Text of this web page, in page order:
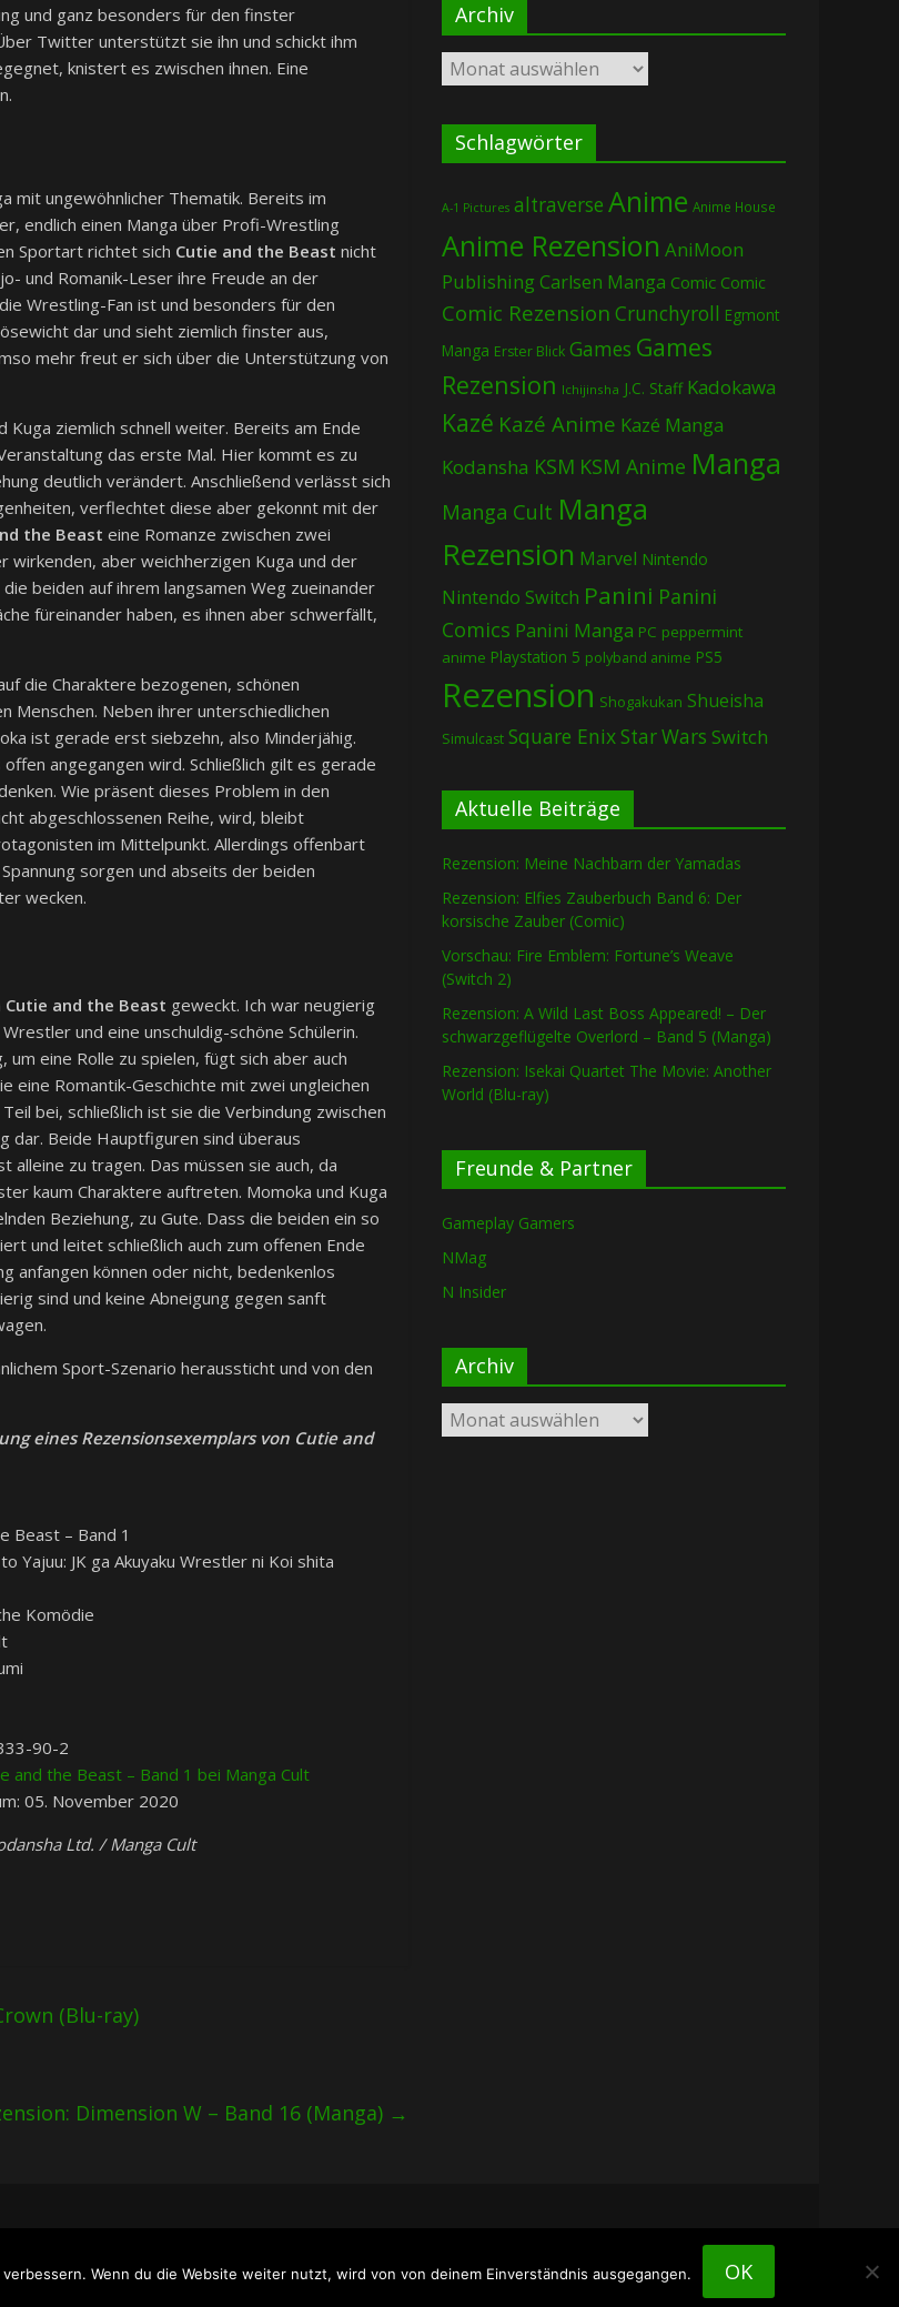
und ganz besonders für den finster
Twitter unterstützt sie ihn und schickt ihm
knistert es zwischen ihnen. Eine
mit ungewöhnlicher Thematik. Bereits im
endlich einen Manga über Profi-Wrestling
Sportart richtet sich Cutie and the Beast nicht
und Romanik-Leser ihre Freude an der
Wrestling-Fan ist und besonders für den
dar und sieht ziemlich finster aus,
mehr freut er sich über die Unterstützung von
Kuga ziemlich schnell weiter. Bereits am Ende
das erste Mal. Hier kommt es zu
deutlich verändert. Anschließend verlässt sich
verflechtet diese aber gekonnt mit der
the Beast eine Romanze zwischen zwei
wirkenden, aber weichherzigen Kuga und der
beiden auf ihrem langsamen Weg zueinander
füreinander haben, es ihnen aber schwerfällt,
die Charaktere bezogenen, schönen
Menschen. Neben ihrer unterschiedlichen
ist gerade erst siebzehn, also Minderjähig.
angegangen wird. Schließlich gilt es gerade
Wie präsent dieses Problem in den
abgeschlossenen Reihe, wird, bleibt
im Mittelpunkt. Allerdings offenbart
sorgen und abseits der beiden
wecken.
Cutie and the Beast geweckt. Ich war neugierig
und eine unschuldig-schöne Schülerin.
eine Rolle zu spielen, fügt sich aber auch
eine Romantik-Geschichte mit zwei ungleichen
bei, schließlich ist sie die Verbindung zwischen
dar. Beide Hauptfiguren sind überaus
alleine zu tragen. Das müssen sie auch, da
kaum Charaktere auftreten. Momoka und Kuga
Beziehung, zu Gute. Dass die beiden ein so
und leitet schließlich auch zum offenen Ende
anfangen können oder nicht, bedenkenlos
sind und keine Abneigung gegen sanft
Sport-Szenario heraussticht und von den
eines Rezensionsexemplars von Cutie and
Beast – Band 1
Yajuu: JK ga Akuyaku Wrestler ni Koi shita
Komödie
90-2
and the Beast – Band 1 bei Manga Cult
05. November 2020
Ltd. / Manga Cult
(Blu-ray)
Dimension W – Band 16 (Manga) →
Archiv
Archiv
Schlagwörter
A-1 Pictures altraverse Anime Anime House
Anime Rezension AniMoon
PublishingCarlsen Manga Comic Comic
Comic Rezension Crunchyroll Egmont
Manga Erster Blick Games Games
Rezension Ichijinsha J.C. Staff Kadokawa
Kazé Kazé Anime Kazé Manga
Kodansha KSM KSM Anime Manga
Manga Cult Manga
Rezension Marvel Nintendo
Nintendo Switch Panini Panini
Comics Panini Manga PC peppermint
anime Playstation 5 polyband anime PS5
Rezension Shogakukan Shueisha
Simulcast Square EnixStar Wars Switch
Aktuelle Beiträge
Rezension: Meine Nachbarn der Yamadas
Rezension: Elfies Zauberbuch Band 6: Der
korsische Zauber (Comic)
Vorschau: Fire Emblem: Fortune’s Weave
(Switch 2)
Rezension: A Wild Last Boss Appeared! – Der
schwarzgeflügelte Overlord – Band 5 (Manga)
Rezension: Isekai Quartet The Movie: Another
World (Blu-ray)
Freunde & Partner
Gameplay Gamers
NMag
N Insider
Archiv
Archiv
Wenn du die Website weiter nutzt, wird von von deinem Einverständnis ausgegangen. OK